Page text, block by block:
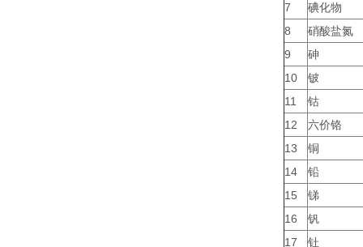
7
碘化物
8
硝酸盐氮
9
砷
10
铍
11
钴
12
六价铬
13
铜
14
铅
15
锑
16
钒
17
钍